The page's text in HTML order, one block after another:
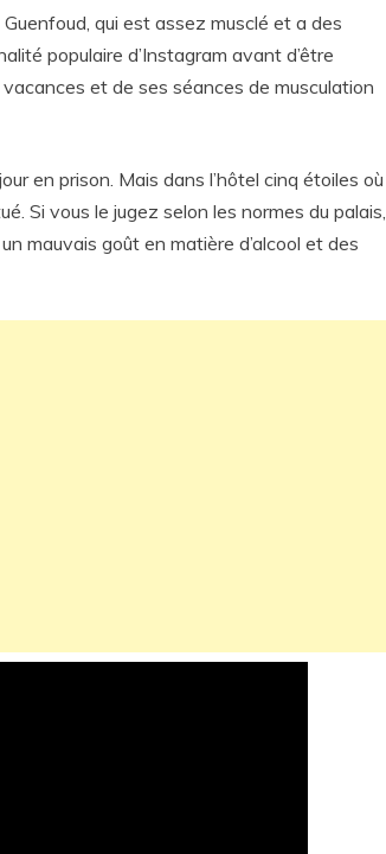
qui est assez musclé et a des
populaire d’Instagram avant d’être
et de ses séances de musculation
en prison. Mais dans l’hôtel cinq étoiles où
Si vous le jugez selon les normes du palais,
mauvais goût en matière d’alcool et des